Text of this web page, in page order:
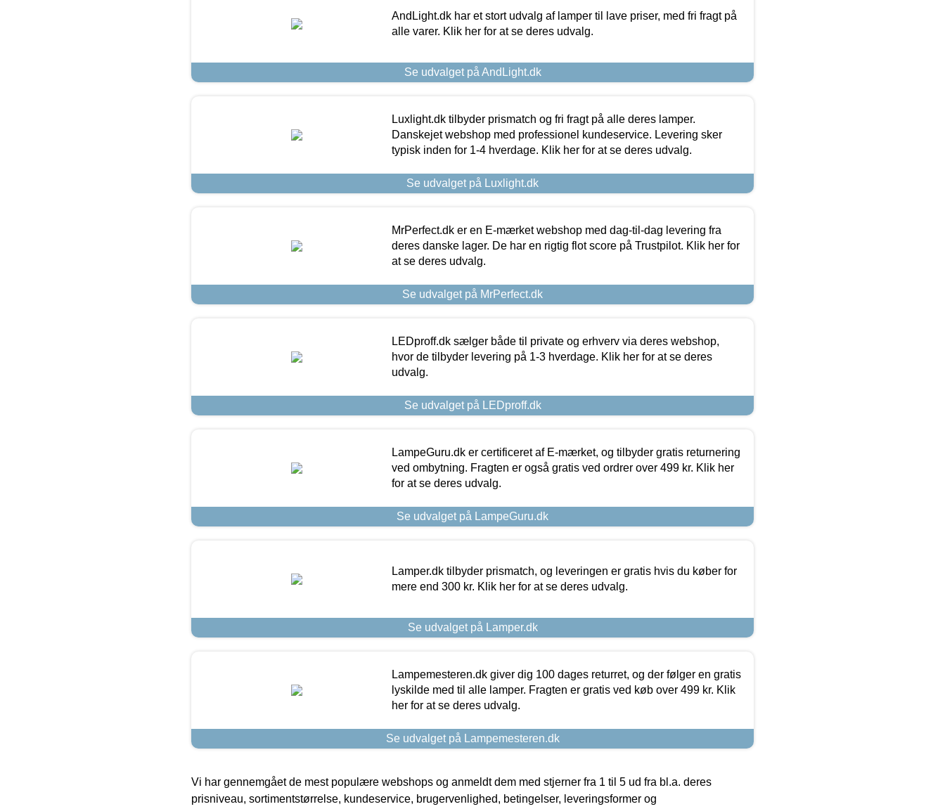
AndLight.dk har et stort udvalg af lamper til lave priser, med fri fragt på
alle varer. Klik her for at se deres udvalg.
Se udvalget på AndLight.dk
Luxlight.dk tilbyder prismatch og fri fragt på alle deres lamper.
Danskejet webshop med professionel kundeservice. Levering sker
typisk inden for 1-4 hverdage. Klik her for at se deres udvalg.
Se udvalget på Luxlight.dk
MrPerfect.dk er en E-mærket webshop med dag-til-dag levering fra
deres danske lager. De har en rigtig flot score på Trustpilot. Klik her for
at se deres udvalg.
Se udvalget på MrPerfect.dk
LEDproff.dk sælger både til private og erhverv via deres webshop,
hvor de tilbyder levering på 1-3 hverdage. Klik her for at se deres
udvalg.
Se udvalget på LEDproff.dk
LampeGuru.dk er certificeret af E-mærket, og tilbyder gratis returnering
ved ombytning. Fragten er også gratis ved ordrer over 499 kr. Klik her
for at se deres udvalg.
Se udvalget på LampeGuru.dk
Lamper.dk tilbyder prismatch, og leveringen er gratis hvis du køber for
mere end 300 kr. Klik her for at se deres udvalg.
Se udvalget på Lamper.dk
Lampemesteren.dk giver dig 100 dages returret, og der følger en gratis
lyskilde med til alle lamper. Fragten er gratis ved køb over 499 kr. Klik
her for at se deres udvalg.
Se udvalget på Lampemesteren.dk
Vi har gennemgået de mest populære webshops og anmeldt dem med stjerner fra 1 til 5 ud fra bl.a. deres
prisniveau, sortimentstørrelse, kundeservice, brugervenlighed, betingelser, leveringsformer og